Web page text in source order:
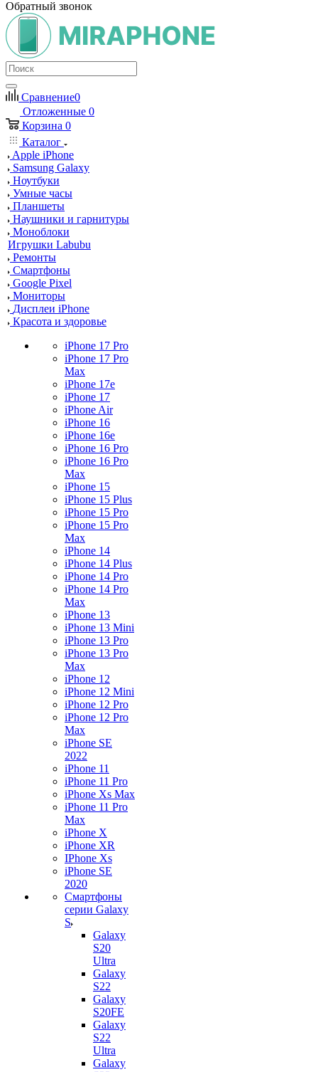
Обратный звонок
Сравнение0
Отложенные 0
Корзина 0
Каталог
Apple iPhone
Samsung Galaxy
Ноутбуки
Умные часы
Планшеты
Наушники и гарнитуры
Моноблоки
Игрушки Labubu
Ремонты
Смартфоны
Google Pixel
Мониторы
Дисплеи iPhone
Красота и здоровье
iPhone 17 Pro
iPhone 17 Pro
Max
iPhone 17e
iPhone 17
iPhone Air
iPhone 16
iPhone 16e
iPhone 16 Pro
iPhone 16 Pro
Max
iPhone 15
iPhone 15 Plus
iPhone 15 Pro
iPhone 15 Pro
Max
iPhone 14
iPhone 14 Plus
iPhone 14 Pro
iPhone 14 Pro
Max
iPhone 13
iPhone 13 Mini
iPhone 13 Pro
iPhone 13 Pro
Max
iPhone 12
iPhone 12 Mini
iPhone 12 Pro
iPhone 12 Pro
Max
iPhone SE
2022
iPhone 11
iPhone 11 Pro
iPhone Xs Max
iPhone 11 Pro
Max
iPhone X
iPhone XR
IPhone Xs
iPhone SE
2020
Смартфоны
серии Galaxy
S
Galaxy
S20
Ultra
Galaxy
S22
Galaxy
S20FE
Galaxy
S22
Ultra
Galaxy